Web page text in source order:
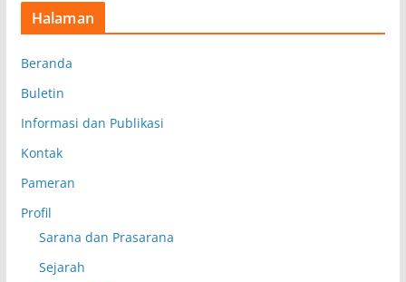
Halaman
Beranda
Buletin
Informasi dan Publikasi
Kontak
Pameran
Profil
Sarana dan Prasarana
Sejarah